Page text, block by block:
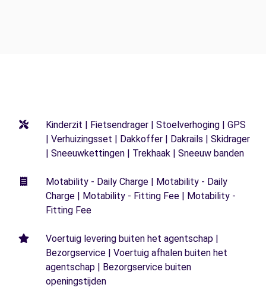
Kinderzit | Fietsendrager | Stoelverhoging | GPS
| Verhuizingsset | Dakkoffer | Dakrails | Skidrager
| Sneeuwkettingen | Trekhaak | Sneeuw banden
Motability - Daily Charge | Motability - Daily
Charge | Motability - Fitting Fee | Motability -
Fitting Fee
Voertuig levering buiten het agentschap |
Bezorgservice | Voertuig afhalen buiten het
agentschap | Bezorgservice buiten
openingstijden